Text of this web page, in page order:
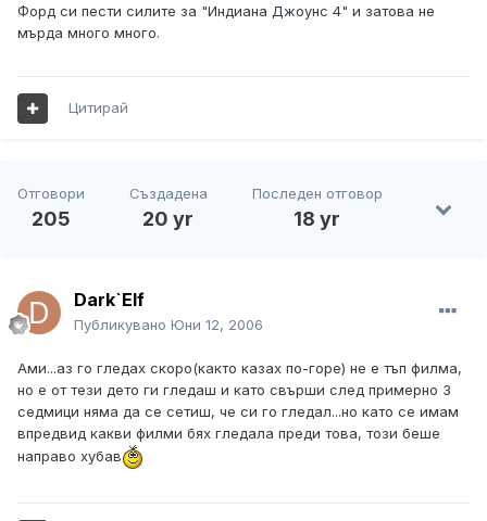
Форд си пести силите за "Индиана Джоунс 4" и затова не
мърда много много.
Цитирай
Отговори
205
Създадена
20 yr
Последен отговор
18 yr
Dark`Elf
Публикувано Юни 12, 2006
Ами...аз го гледах скоро(както казах по-горе) не е тъп филма,
но е от тези дето ги гледаш и като свърши след примерно 3
седмици няма да се сетиш, че си го гледал...но като се имам
впредвид какви филми бях гледала преди това, този беше
направо хубав